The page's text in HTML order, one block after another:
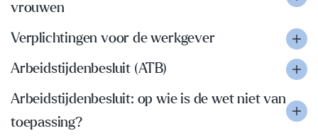
vrouwen
Verplichtingen voor de werkgever
Arbeidstijdenbesluit (ATB)
Arbeidstijdenbesluit: op wie is de wet niet van
toepassing?